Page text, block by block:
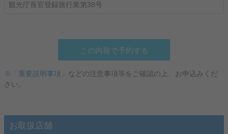
観光庁長官登録旅行業第38号
この内容で予約する
※「重要説明事項」 などの注意事項等をご確認の上、お申込みくだ
さい。
お取扱店舗